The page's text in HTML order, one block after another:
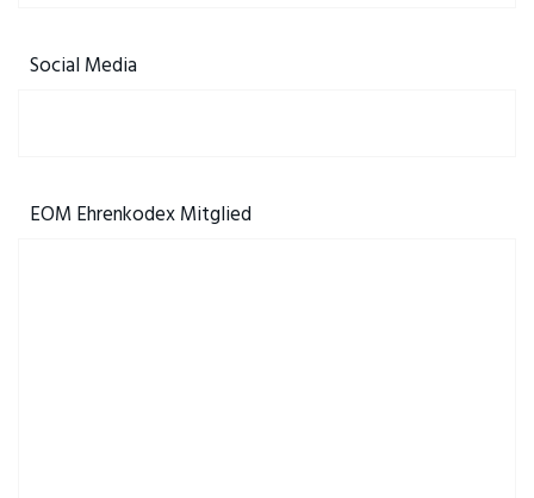
Social Media
EOM Ehrenkodex Mitglied